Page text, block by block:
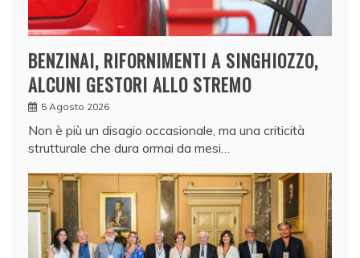
BENZINAI, RIFORNIMENTI A SINGHIOZZO,
ALCUNI GESTORI ALLO STREMO
5 Agosto 2026
Non è più un disagio occasionale, ma una criticità
strutturale che dura ormai da mesi…